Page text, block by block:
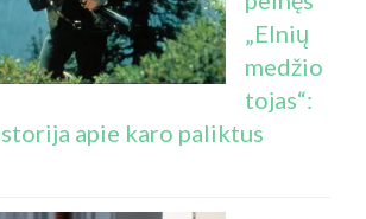
„Elnių
medžio
tojas“:
apie karo paliktus